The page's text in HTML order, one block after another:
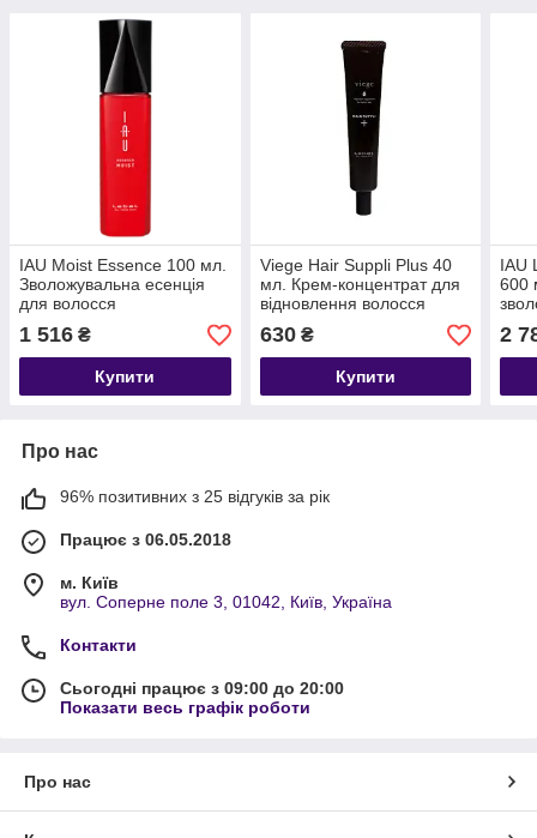
IAU Moist Essence 100 мл.
Зволожувальна есенція
для волосся
1 516 ₴
Купити
Viege Hair Suppli Plus 40
мл. Крем-концентрат для
відновлення волосся
630₴
Купити
IAU
600
2
Про нас
96% позитивних з 25 відгуків за рік
Працює з 06.05.2018
м. Київ
вул. Соперне поле 3, 01042, Київ, Україна
Контакти
Сьогодні працює з 09:00 до 20:00
Показати весь графік роботи
Про нас